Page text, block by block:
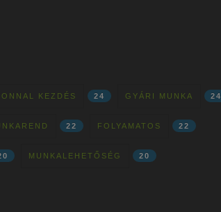
KEZDÉS 24 GYÁRI MUNKA 24
22 FOLYAMATOS 22
MUNKALEHETŐSÉG 20